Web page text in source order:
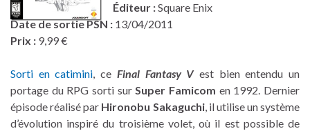
Éditeur :Square Enix
Date de sortie PSN : 13/04/2011
Prix : 9,99 €
Sorti en catimini, ce Final Fantasy Vest bien entendu un
portage du RPG sorti surSuper Famicom en 1992. Dernier
épisode réalisé par Hironobu Sakaguchi, il utilise un système
d’évolution inspiré du troisième volet, où il est possible de